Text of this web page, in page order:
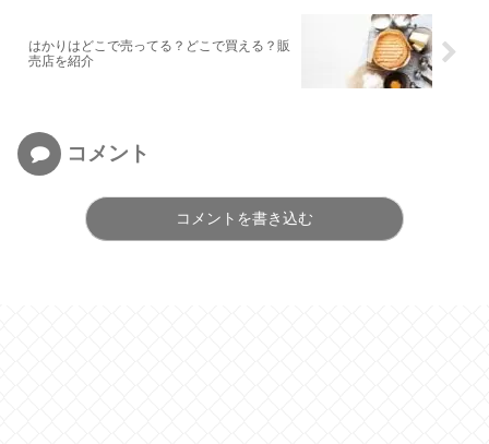
はかりはどこで売ってる？どこで買える？販
売店を紹介
コメント
コメントを書き込む